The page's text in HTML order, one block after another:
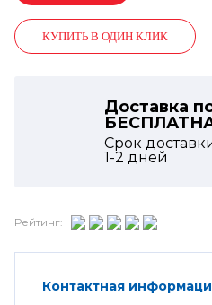
КУПИТЬ В ОДИН КЛИК
Доставка
Срок
1-2 дней
Рейтинг:
Контактная